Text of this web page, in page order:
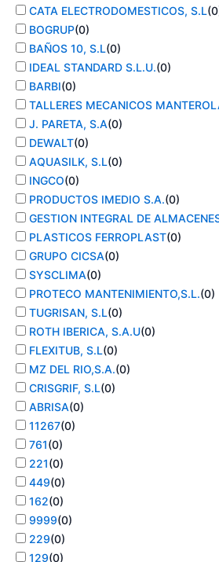
CATA ELECTRODOMESTICOS, S.L(0
BOGRUP(0)
BAÑOS 10, S.L(0)
IDEAL STANDARD S.L.U.(0)
BARBI(0)
TALLERES MECANICOS
J. PARETA, S.A(0)
DEWALT(0)
AQUASILK, S.L(0)
INGCO(0)
PRODUCTOS IMEDIO S.A.(0)
GESTION INTEGRAL DE
PLASTICOS FERROPLAST(0)
GRUPO CICSA(0)
SYSCLIMA(0)
PROTECO MANTENIMIENTO,S.L.(0)
TUGRISAN, S.L(0)
ROTH IBERICA, S.A.U(0)
FLEXITUB, S.L(0)
MZ DEL RIO,S.A.(0)
CRISGRIF, S.L(0)
ABRISA(0)
11267(0)
761(0)
221(0)
449(0)
162(0)
9999(0)
229(0)
129(0)